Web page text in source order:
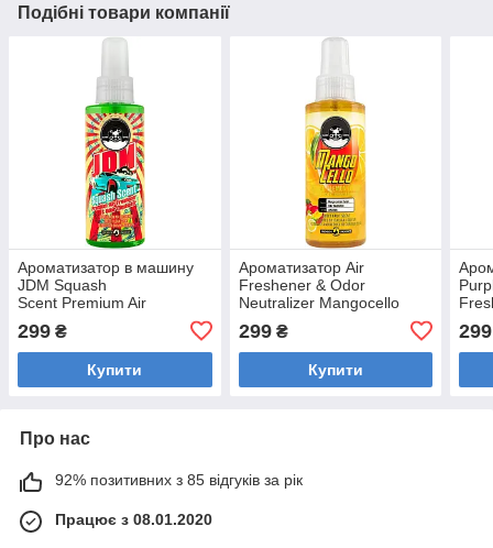
Подібні товари компанії
Ароматизатор в машину
JDM Squash
Scent Premium Air
Eliminator, 118
мл, AIR_235_04
299 ₴
Купити
Ароматизатор Air
Freshener & Odor
Neutralizer Mangocello
Fusion Мангочелло
AIR_226_04
299₴
Купити
299
Про нас
92% позитивних з 85 відгуків за рік
Працює з 08.01.2020